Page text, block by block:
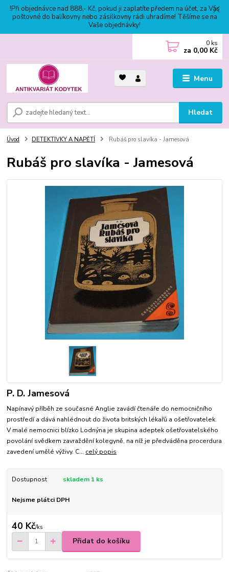
!Při objednávce nad 888,- Kč, pokud ji zaplatíte předem na účet, za Vás
poštovné do balíkovny nebo zásilkovny rádi uhradíme! Těšíme se na
Vaše objednávky!
Menu
Hledat
0 ks
za 0,00 Kč
Úvod DETEKTIVKY A NAPĚTÍ Rubáš pro slavíka - Jamesová
Rubáš pro slavíka - Jamesová
P. D. Jamesová
Napínavý příběh ze současné Anglie zavádí čtenáře do nemocničního
prostředí a dává nahlédnout do života britských lékařů a ošetřovatelek.
V malé nemocnici blízko Lodnýna je skupina adeptek ošetřovatelského
povolání svědkem zavraždění kolegyně, na níž je předváděna procerdura
zavedení umělé výživy. C... celý popis
Dostupnost skladem 1 ks
Nejsme plátci DPH
40 Kč/ks
Přidat do košíku